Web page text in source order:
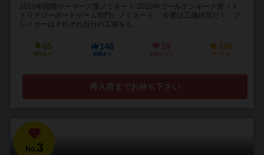
2010年国際ゲーマーズ賞ノミネート 2010年ゴールデンギーク賞（ス
トラテジーボードゲーム部門）ノミネート 今度は工場経営だ！ プ
レイヤーはそれぞれ自分の工場をも...
65
興味あり
148
経験あり
19
お気に入り
148
持ってる
再入荷までお待ち下さい
No.3